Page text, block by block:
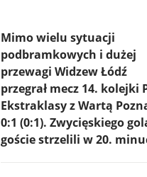
Mimo wielu sytuacji
podbramkowych i dużej
przewagi Widzew Łódź
przegrał mecz 14. kolejki
Ekstraklasy z Wartą
0:1 (0:1). Zwycięskiego
goście strzelili w 20.